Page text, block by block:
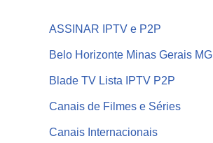
ASSINAR IPTV e P2P
Belo Horizonte Minas Gerais MG
Blade TV Lista IPTV P2P
Canais de Filmes e Séries
Canais Internacionais